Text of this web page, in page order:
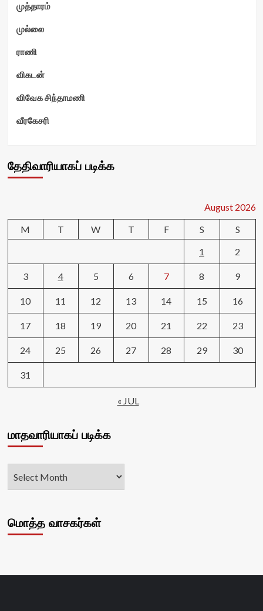
முத்தாரம்
முல்லை
ராணி
விகடன்
விவேக சிந்தாமணி
வீரகேசரி
தேதிவாரியாகப் படிக்க
August 2026
M
T W T F S
S
1
2
3 4 5 6 7 8 9
10 11 12 13 14 15 16
17 18 19 20 21 22 23
24 25 26 27 28 29 30
31
« JUL
மாதவாரியாகப் படிக்க
மொத்த வாசகர்கள்